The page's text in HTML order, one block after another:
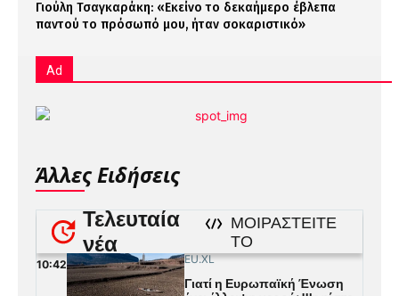
Γιούλη Τσαγκαράκη: «Εκείνο το δεκαήμερο έβλεπα
παντού το πρόσωπό μου, ήταν σοκαριστικό»
Ad
Άλλες Ειδήσεις